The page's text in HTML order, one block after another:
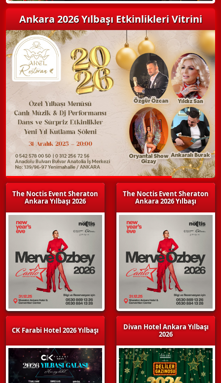
Ankara 2026 Yılbaşı Etkinlikleri Vitrini
The Noctis Event Sheraton
Ankara Yılbaşı 2026
CK Farabi Hotel 2026 Yılbaşı
The Noctis Event Sheraton
Ankara 2026 Yılbaşı
Divan Hotel Ankara Yılbaşı
2026